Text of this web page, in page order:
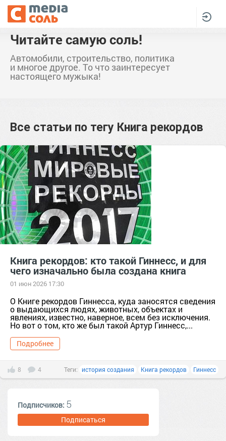
Читайте самую соль!
Автомобили, строительство, политика
и многое другое. То что заинтересует
настоящего мужыка!
Все статьи по тегу Книга рекордов
Книга рекордов: кто такой Гиннесс, и для
чего изначально была создана книга
01 июн 2026 17:30
О Книге рекордов Гиннесса, куда заносятся сведения
о выдающихся людях, животных, объектах и
явлениях, известно, наверное, всем без исключения.
Но вот о том, кто же был такой Артур Гиннесс,...
Подробнее
8 4 Теги: история создания Книга рекордов Гиннесс
Подписчиков: 5
Подписаться